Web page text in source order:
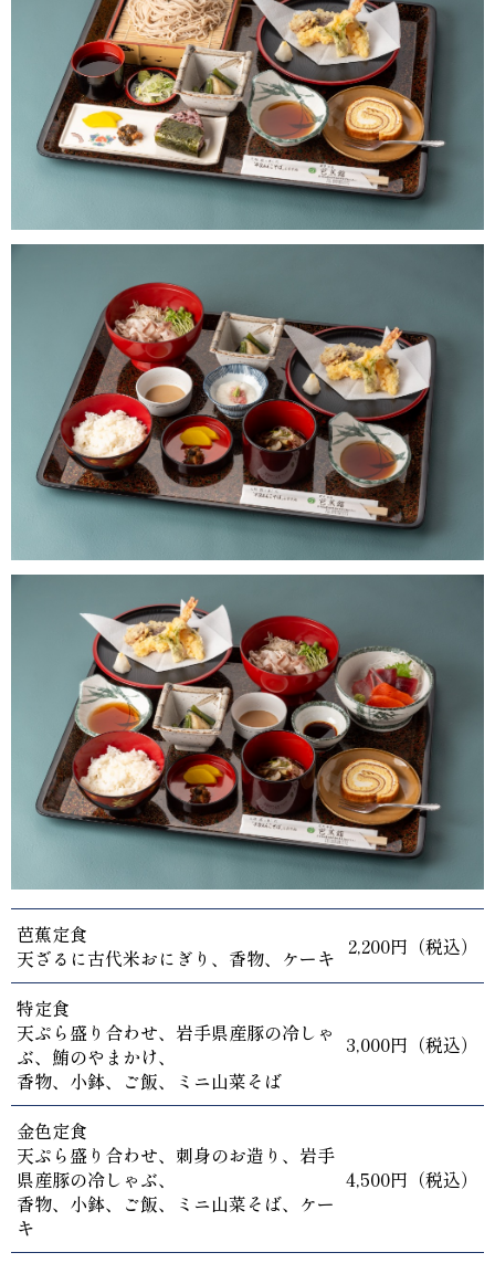
芭蕉定食
天ざるに古代米おにぎり、香物、ケーキ 2,200円（税込）
特定食
天ぷら盛り合わせ、岩手県産豚の冷しゃ
ぶ、鮪のやまかけ、
香物、小鉢、ご飯、ミニ山菜そば
3,000円（税込）
金色定食
天ぷら盛り合わせ、刺身のお造り、岩手
県産豚の冷しゃぶ、
香物、小鉢、ご飯、ミニ山菜そば、ケー
キ
4,500円（税込）